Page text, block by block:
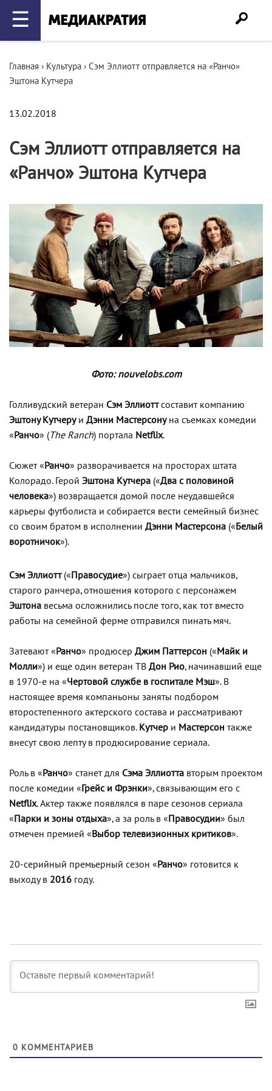
☰
Главная › Культура › Сэм Эллиотт отправляется на «Ранчо»
Эштона Кутчера
13.02.2018
Сэм Эллиотт отправляется на
«Ранчо» Эштона Кутчера
Фото: nouvelobs.com
Голливудский ветеран Сэм Эллиоттсоставит компанию
Эштону Кутчеруи Дэнни Мастерсонуна съемках комедии
«Ранчо» (The Ranch) портала Netflix.
Сюжет «Ранчо» разворачивается на просторах штата
Колорадо. Герой Эштона Кутчера («Два с половиной
человека») возвращается домой после неудавшейся
карьеры футболиста и собирается вести семейный бизнес
со своим братом в исполнении Дэнни Мастерсона («Белый
воротничок»).
Сэм Эллиотт(«Правосудие») сыграет отца мальчиков,
старого ранчера, отношения которого с персонажем
Эштона весьма осложнились после того, как тот вместо
работы на семейной ферме отправился пинать мяч.
Затевают «Ранчо» продюсер Джим Паттерсон («Майк и
Молли») и еще один ветеран ТВ Дон Рио, начинавший еще
в 1970-е на «Чертовой службе в госпитале Мэш». В
настоящее время компаньоны заняты подбором
второстепенного актерского состава и рассматривают
кандидатуры постановщиков. Кутчер и Мастерсон также
внесут свою лепту в продюсирование сериала.
Роль в «Ранчо» станет для Сэма Эллиотта вторым проектом
после комедии «Грейс и Фрэнки», связывающим его с
Netflix. Актер также появлялся в паре сезонов сериала
«Парки и зоны отдыха», а за роль в «Правосудии» был
отмечен премией «Выбор телевизионных критиков».
20-серийный премьерный сезон «Ранчо» готовится к
выходу в 2016 году.
0 КОММЕНТАРИЕВ